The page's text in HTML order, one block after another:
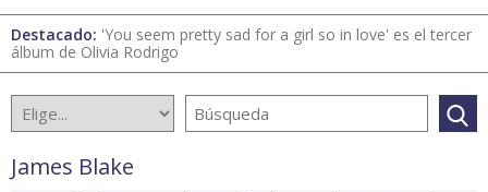
Destacado: 'You seem pretty sad for a girl so in love' es el tercer
álbum de Olivia Rodrigo
James Blake